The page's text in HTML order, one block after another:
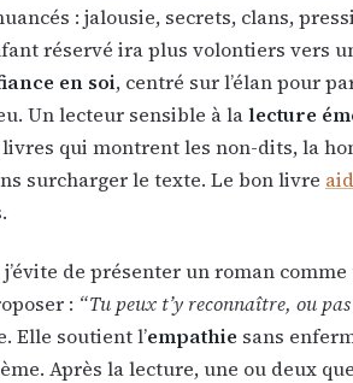
: jalousie, secrets, clans,
réservé ira plus volontiers vers
en soi, centré sur l’élan pour
Un lecteur sensible à lalecture
qui montrent les non-dits, la
surcharger le texte. Le bon livre
de présenter un roman
: “Tu peux t’y reconnaître, ou
Elle soutient l’empathie sans
Après la lecture, une ou deux